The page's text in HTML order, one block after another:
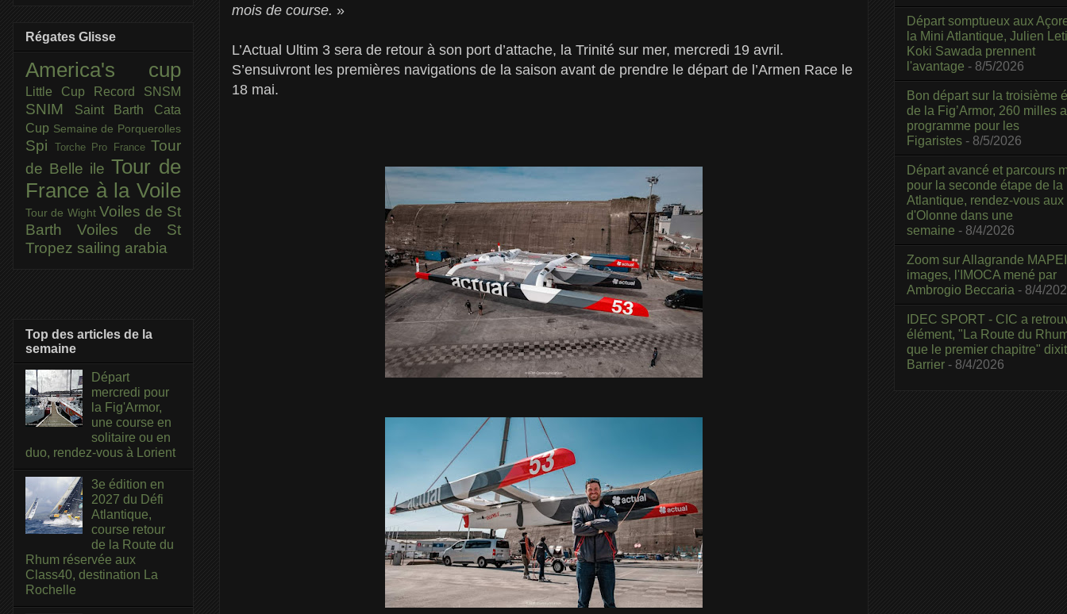
mois de course. »
L’Actual Ultim 3 sera de retour à son port d’attache, la Trinité sur mer, mercredi 19 avril.
S’ensuivront les premières navigations de la saison avant de prendre le départ de l’Armen Race le
18 mai.
Régates Glisse
America's cup
Little Cup Record SNSM
SNIM
Saint Barth Cata
Cup Semaine de Porquerolles
Spi Torche Pro France Tour
de Belle ile Tour de
France à la Voile
Tour de Wight Voiles de St
BarthVoiles de St
Tropez sailing arabia
Top des articles de la
semaine
Départ
mercredi pour
la Fig'Armor,
une course en
solitaire ou en
duo, rendez-vous à Lorient
3e édition en
2027 du Défi
Atlantique,
course retour
de la Route du
Rhum réservée aux
Class40, destination La
Rochelle
Départ somptueux aux
la Mini Atlantique, Julien
Koki Sawada prennent
l'avantage - 8/5/2026
Bon départ sur la troisième
de la Fig’Armor, 260 milles
programme pour les
Figaristes - 8/5/2026
Départ avancé et parcours
pour la seconde étape de la
Atlantique, rendez-vous
d'Olonne dans une
semaine - 8/4/2026
Zoom sur Allagrande
images, l'IMOCA mené par
Ambrogio Beccaria - 8/4/
IDEC SPORT - CIC a
élément, "La Route du
que le premier chapitre"
Barrier - 8/4/2026